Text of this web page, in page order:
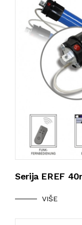
Serija EREF
VIŠE